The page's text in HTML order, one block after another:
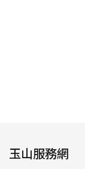
玉山服務網